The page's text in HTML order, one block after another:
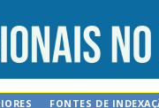
FONTES DE